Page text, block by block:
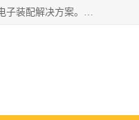
深圳市亿阳电子仪器有限公司坐落于风景秀丽的深圳市光明区，集SMT设备销售务为一体，努力为客户提供电子装配解决方案。与行业**SMT设备厂商：ASM（印刷机，锡膏检查机，贴片机），德国ERSA（爱莎）建立了稳固的代理合作关系，销售的设备一直保持**电子装配行业未来发展方向，能够满足客户各种繁杂产品的生产应用。